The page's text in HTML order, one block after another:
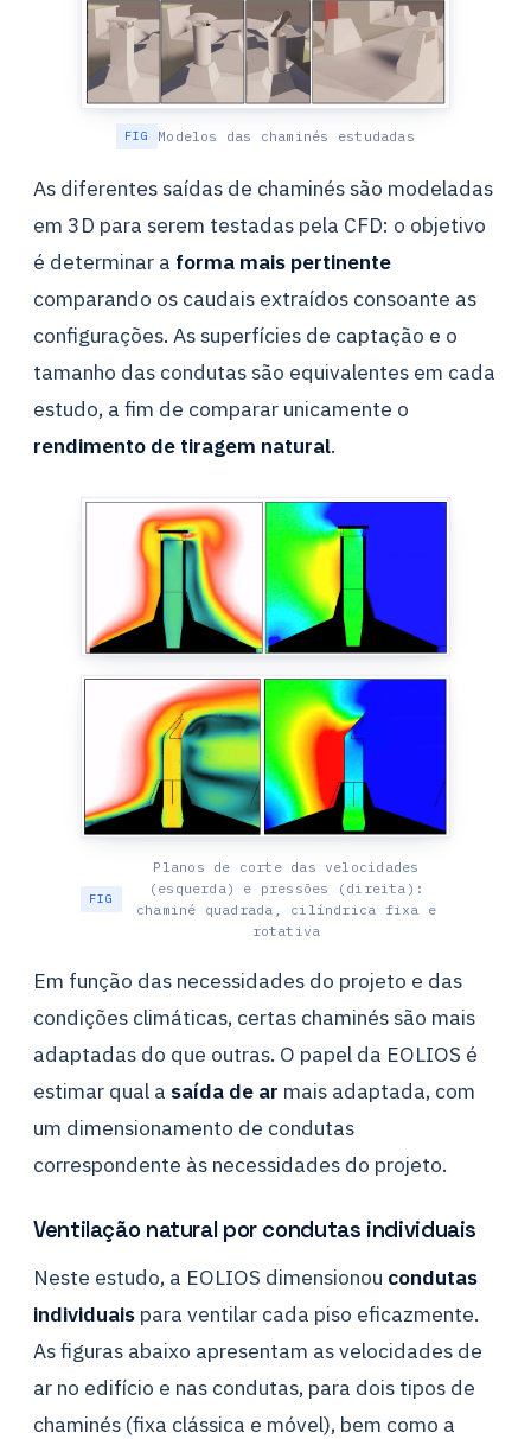
Modelos das chaminés estudadas
As diferentes saídas de chaminés são modeladas
em 3D para serem testadas pela CFD: o objetivo
é determinar a forma mais pertinente
comparando os caudais extraídos consoante as
configurações. As superfícies de captação e o
tamanho das condutas são equivalentes em cada
estudo, a fim de comparar unicamente o
rendimento de tiragem natural.
Planos de corte das velocidades
(esquerda) e pressões (direita):
chaminé quadrada, cilíndrica fixa e
rotativa
Em função das necessidades do projeto e das
condições climáticas, certas chaminés são mais
adaptadas do que outras. O papel da EOLIOS é
estimar qual a saída de ar mais adaptada, com
um dimensionamento de condutas
correspondente às necessidades do projeto.
Ventilação natural por condutas individuais
Neste estudo, a EOLIOS dimensionou condutas
individuais para ventilar cada piso eficazmente.
As figuras abaixo apresentam as velocidades de
ar no edifício e nas condutas, para dois tipos de
chaminés (fixa clássica e móvel), bem como a